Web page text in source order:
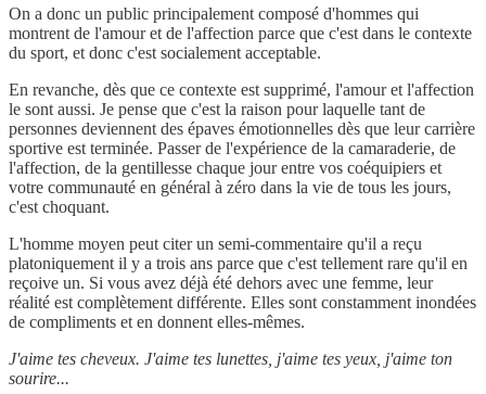
On a donc un public principalement composé d'hommes qui
montrent de l'amour et de l'affection parce que c'est dans le contexte
du sport, et donc c'est socialement acceptable.
En revanche, dès que ce contexte est supprimé, l'amour et l'affection
le sont aussi. Je pense que c'est la raison pour laquelle tant de
personnes deviennent des épaves émotionnelles dès que leur carrière
sportive est terminée. Passer de l'expérience de la camaraderie, de
l'affection, de la gentillesse chaque jour entre vos coéquipiers et
votre communauté en général à zéro dans la vie de tous les jours,
c'est choquant.
L'homme moyen peut citer un semi-commentaire qu'il a reçu
platoniquement il y a trois ans parce que c'est tellement rare qu'il en
reçoive un. Si vous avez déjà été dehors avec une femme, leur
réalité est complètement différente. Elles sont constamment inondées
de compliments et en donnent elles-mêmes.
J'aime tes cheveux. J'aime tes lunettes, j'aime tes yeux, j'aime ton
sourire...